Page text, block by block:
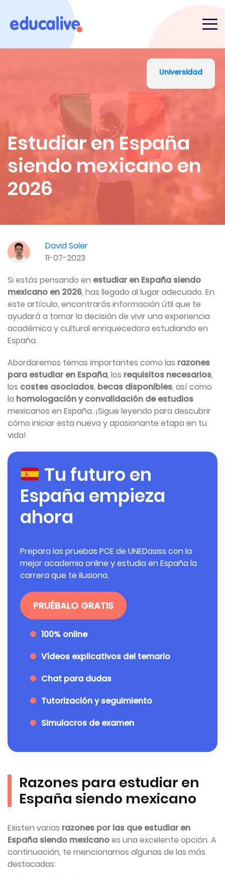
Universidad
Estudiar en España
siendo mexicano en
2026
David Soler
11-07-2023
Si estás pensando en estudiar en España siendo
mexicano en 2026, has llegado al lugar adecuado. En
este artículo, encontrarás información útil que te
ayudará a tomar la decisión de vivir una experiencia
académica y cultural enriquecedora estudiando en
España.
Abordaremos temas importantes como las razones
para estudiar en España, los requisitos necesarios,
los costes asociados, becas disponibles, así como
la homologación y convalidación de estudios
mexicanos en España. ¡Sigue leyendo para descubrir
cómo iniciar esta nueva y apasionante etapa en tu
vida!
Tu futuro en
España empieza
ahora
Prepara las pruebas PCE de UNEDasiss con la
mejor academia online y estudia en España la
carrera que te ilusiona.
PRUÉBALO GRATIS
100% online
Vídeos explicativos del temario
Chat para dudas
Tutorización y seguimiento
Simulacros de examen
Razones para estudiar en
España siendo mexicano
Existen varias razones por las que estudiar en
España siendo mexicanoes una excelente opción. A
continuación, te mencionamos algunas de las más
destacadas: